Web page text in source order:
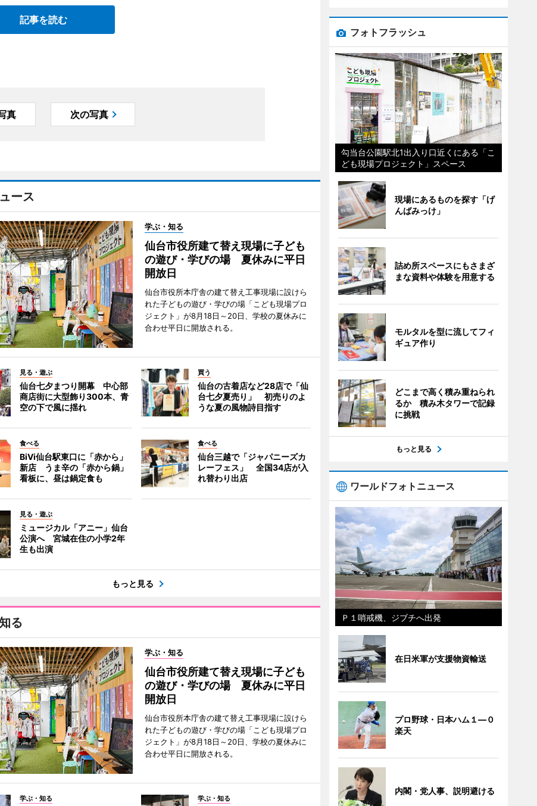
記事を読む
真 次の写真
ース
学ぶ・知る
仙台市役所建て替え現場に子ども
の遊び・学びの場 夏休みに平日
開放日
仙台市役所本庁舎の建て替え工事現場に設けら
れた子どもの遊び・学びの場「こども現場プロ
ジェクト」が8月18日～20日、学校の夏休みに
合わせ平日に開放される。
見る・遊ぶ
仙台七夕まつり開幕 中心部
商店街に大型飾り300本、青
空の下で風に揺れ
買う
仙台の古着店など28店で「仙
台七夕夏売り」 初売りのよ
うな夏の風物詩目指す
食べる
BiVi仙台駅東口に「赤から」
新店 うま辛の「赤から鍋」
看板に、昼は鍋定食も
食べる
仙台三越で「ジャパニーズカ
レーフェス」 全国34店が入
れ替わり出店
見る・遊ぶ
ミュージカル「アニー」仙台
公演へ 宮城在住の小学2年
生も出演
もっと見る
る
学ぶ・知る
仙台市役所建て替え現場に子ども
の遊び・学びの場 夏休みに平日
開放日
仙台市役所本庁舎の建て替え工事現場に設けら
れた子どもの遊び・学びの場「こども現場プロ
ジェクト」が8月18日～20日、学校の夏休みに
合わせ平日に開放される。
学ぶ・知る 学ぶ・知る
フォトフラッシュ
勾当台公園駅北1出入り口近くにある「こ
ども現場プロジェクト」スペース
現場にあるものを探す「げ
んばみっけ」
詰め所スペースにもさまざ
まな資料や体験を用意する
モルタルを型に流してフィ
ギュア作り
どこまで高く積み重ねられ
るか 積み木タワーで記録
に挑戦
もっと見る
ワールドフォトニュース
Ｐ１哨戒機、ジブチへ出発
在日米軍が支援物資輸送
プロ野球・日本ハム１―０
楽天
内閣・党人事、説明避ける